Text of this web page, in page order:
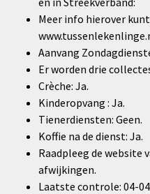
Meer info hierover
Aanvang
Er worden drie
Crèche: Ja.
Kinderopvang : Ja.
Tienerdiensten: Geen.
Koffie na de dienst: Ja.
Raadpleeg de website
afwijkingen.
Laatste controle: 04-